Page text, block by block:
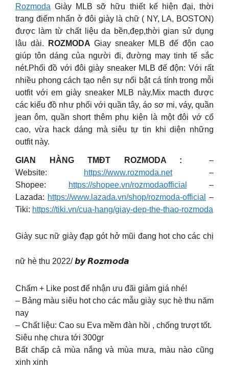
Rozmoda Giày MLB sỡ hữu thiết kế hiện đại, thời
trang điểm nhấn ở đôi giày là chữ ( NY, LA, BOSTON)
được làm từ chất liệu da bền,đẹp,thời gian sử dụng
lâu dài.
ROZMODA Giay sneaker MLB đế độn cao
giúp tôn dáng của người đi, đường may tinh tế sắc
nét.Phối đồ với đôi giày sneaker MLB đế độn: Với rất
nhiều phong cách tạo nên sự nổi bật cá tính trong mỗi
uotfit với em giày sneaker MLB này.Mix macth được
các kiểu đồ như phối với quần tây, áo sơ mi, váy, quần
jean ôm, quần short thêm phụ kiện là một đôi vớ cổ
cao, vừa hack dáng mà siêu tự tin khi diện những
outfit này.
GIAN HÀNG TMĐT ROZMODA :
–
Website:
https://www.rozmoda.net–
Shopee:
https://shopee.vn/rozmodaofficial
–
Lazada: https://www.lazada.vn/shop/rozmoda-official
–
Tiki: https://tiki.vn/cua-hang/giay-dep-the-thao-rozmoda
Giày sục nữ giày đạp gót hở mũi đang hot cho các chị
nữ hè thu 2022/ 𝙗𝙮 𝙍𝙤𝙯𝙢𝙤𝙙𝙖
Chấm + Like post để nhận ưu đãi giảm giá nhé!
– Bảng màu siêu hot cho các mẫu giày sục hè thu năm
nay
– Chất liệu: Cao su Eva mềm đàn hồi , chống trượt tốt.
Siêu nhẹ chưa tới 300gr
Bất chấp cả mùa nắng và mùa mưa, màu nào cũng
xinh xinh